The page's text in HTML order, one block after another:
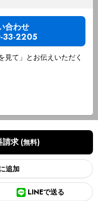
合わせ
33-2205
見て」とお伝えいただく
請求 (無料)
LINEで送る